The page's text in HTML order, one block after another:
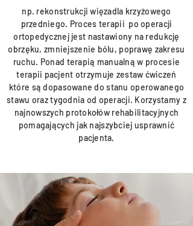
np. rekonstrukcji więzadla krzyżowego
przedniego. Proces terapii po operacji
ortopedycznej jest nastawiony na redukcję
obrzęku, zmniejszenie bólu, poprawę zakresu
ruchu. Ponad terapią manualną w procesie
terapii pacjent otrzymuje zestaw ćwiczeń
które są dopasowane do stanu operowanego
stawu oraz tygodnia od operacji. Korzystamy z
najnowszych protokołów rehabilitacyjnych
pomagających jak najszybciej usprawnić
pacjenta.